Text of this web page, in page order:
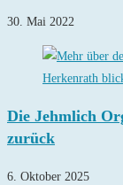
30. Mai 2022
Die Jehmlich
zurück
6. Oktober 2025